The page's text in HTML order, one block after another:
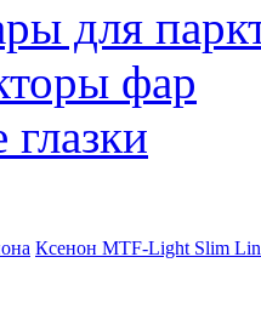
для
фар
Ксенон MTF-Light Slim